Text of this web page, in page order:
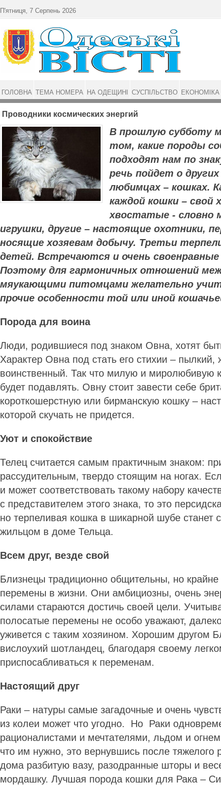
Проводники космических энергий
В прошлую субботу
том, какие породы
подходят нам по
речь пойдет о
любимцах – кошках.
каждой кошки – свой
хвостатые - словно
игрушки, другие – настоящие охотники,
носящие хозяевам добычу. Третьи
детей. Встречаются и очень
Поэтому для гармоничных отношений
мяукающими питомцами желательно
прочие особенности той или иной
Порода для воина
Люди, родившиеся под знаком Овна, хотят
Характер Овна под стать его стихии – пылкий,
воинственный. Так что милую и миролюбивую
будет подавлять. Овну стоит завести себе
короткошерстную или бирманскую кошку –
которой скучать не придется.
Уют и спокойствие
Телец считается самым практичным знаком:
рассудительным, твердо стоящим на ногах.
и может соответствовать такому набору
с представителем этого знака, то это
но терпеливая кошка в шикарной шубе
жильцом в доме Тельца.
Всем друг, везде свой
Близнецы традиционно общительны, но
перемены в жизни. Они амбициозны, очень
силами стараются достичь своей цели.
полосатые перемены не особо уважают,
уживется с таким хозяином. Хорошим другом
вислоухий шотландец, благодаря своему
приспосабливаться к переменам.
Настоящий друг
Раки – натуры самые загадочные и очень
из колеи может что угодно. Но Раки
рационалистами и мечтателями, льдом и
что им нужно, это вернувшись после тяжелого
дома разбитую вазу, разодранные шторы и
мордашку. Лучшая порода кошки для Рака –
П'ятниця, 7 Серпень 2026
ГОЛОВНА ТЕМА НОМЕРА НА ОДЕЩИНІ СУСПІЛЬСТВО ЕКОНОМІКА